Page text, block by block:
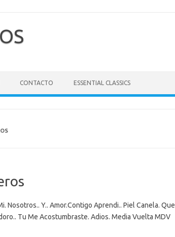
CONTACTO ESSENTIAL CLASSICS
Nosotros.. Y.. Amor.Contigo Aprendi.. Piel Canela. Que
Tu Me Acostumbraste. Adios. Media Vuelta MDV